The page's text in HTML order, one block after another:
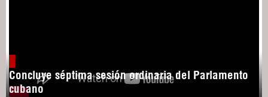
Concluye séptima sesión ordinaria del Parlamento
cubano